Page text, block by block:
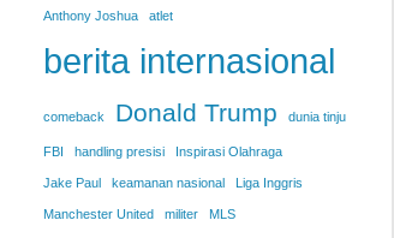
Anthony Joshua atlet
berita internasional
comeback Donald Trump dunia tinju
FBI handling presisi Inspirasi Olahraga
Jake Paul keamanan nasional Liga Inggris
Manchester United militer MLS